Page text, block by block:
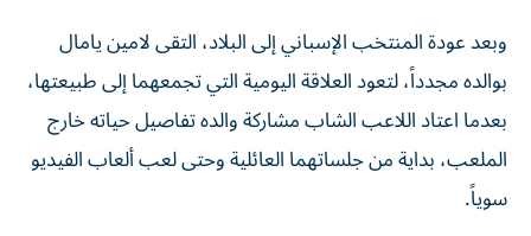
وبعد عودة المنتخب الإسباني إلى البلاد، التقى لامين يامال
بوالده مجدداً، لتعود العلاقة اليومية التي تجمعهما إلى طبيعتها،
بعدما اعتاد اللاعب الشاب مشاركة والده تفاصيل حياته خارج
الملعب، بداية من جلساتهما العائلية وحتى لعب ألعاب الفيديو
سوياً.